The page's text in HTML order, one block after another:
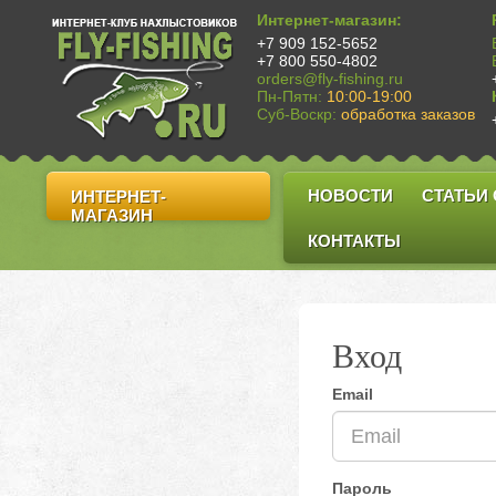
Интернет-магазин:
+7 909 152-5652
+7 800 550-4802
orders@fly-fishing.ru
Пн-Пятн: 10:00-19:00
Суб-Воскр: обработка заказов
ИНТЕРНЕТ-
МАГАЗИН
НОВОСТИ СТАТЬИ
КОНТАКТЫ
Вход
Email
Пароль